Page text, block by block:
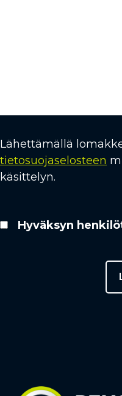
Lähettämällä
tietosuojaselosteen
käsittelyn.
Hyväksyn